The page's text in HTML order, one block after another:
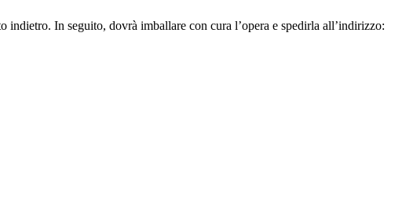
In seguito, dovrà imballare con cura l’opera e spedirla all’indirizzo: